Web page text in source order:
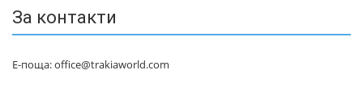
За контакти
Е-поща: office@trakiaworld.com